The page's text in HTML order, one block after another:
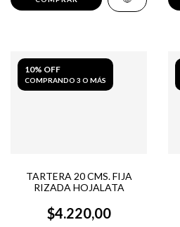
10% OFF
COMPRANDO 3 O MÁS
TARTERA 20 CMS. FIJA
RIZADA HOJALATA
$4.220,00